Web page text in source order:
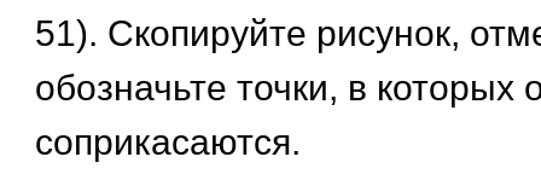
51). Скопируйте рисунок,
обозначьте точки, в которых
соприкасаются.